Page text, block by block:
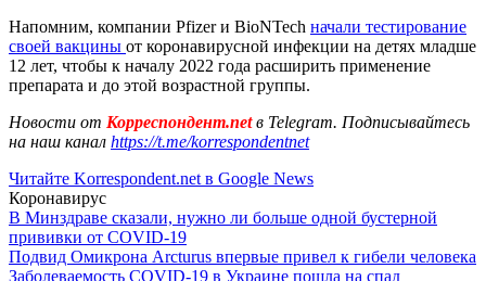
Напомним, компании Pfizer и BioNTech начали тестирование
своей вакцины от коронавирусной инфекции на детях младше
12 лет, чтобы к началу 2022 года расширить применение
препарата и до этой возрастной группы.
Новости от Корреспондент.netв Telegram. Подписывайтесь
на наш канал https://t.me/korrespondentnet
Читайте Korrespondent.net в Google News
Коронавирус
В Минздраве сказали, нужно ли больше одной бустерной
прививки от COVID-19
Подвид Омикрона Arcturus впервые привел к гибели человека
Заболеваемость COVID-19 в Украине пошла на спад